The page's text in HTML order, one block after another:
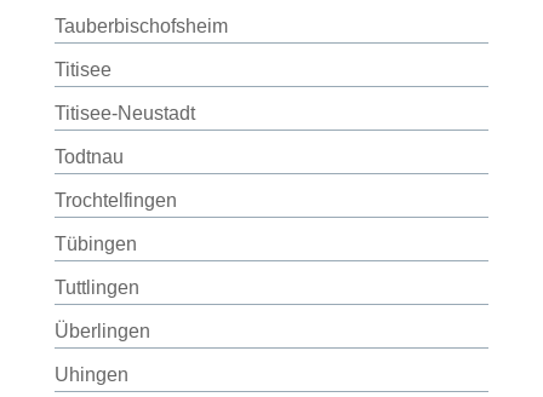
Tauberbischofsheim
Titisee
Titisee-Neustadt
Todtnau
Trochtelfingen
Tübingen
Tuttlingen
Überlingen
Uhingen